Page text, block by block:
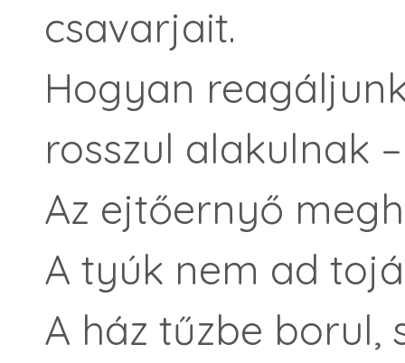
csavarjait.
Hogyan
rosszul alakulnak –
Az ejtőernyő
A tyúk nem ad
A ház tűzbe borul,